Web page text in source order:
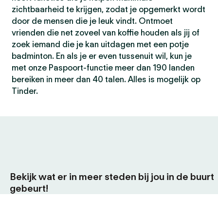
zichtbaarheid te krijgen, zodat je opgemerkt wordt
door de mensen die je leuk vindt. Ontmoet
vrienden die net zoveel van koffie houden als jij of
zoek iemand die je kan uitdagen met een potje
badminton. En als je er even tussenuit wil, kun je
met onze Paspoort-functie meer dan 190 landen
bereiken in meer dan 40 talen. Alles is mogelijk op
Tinder.
Bekijk wat er in meer steden bij jou in de buurt
gebeurt!